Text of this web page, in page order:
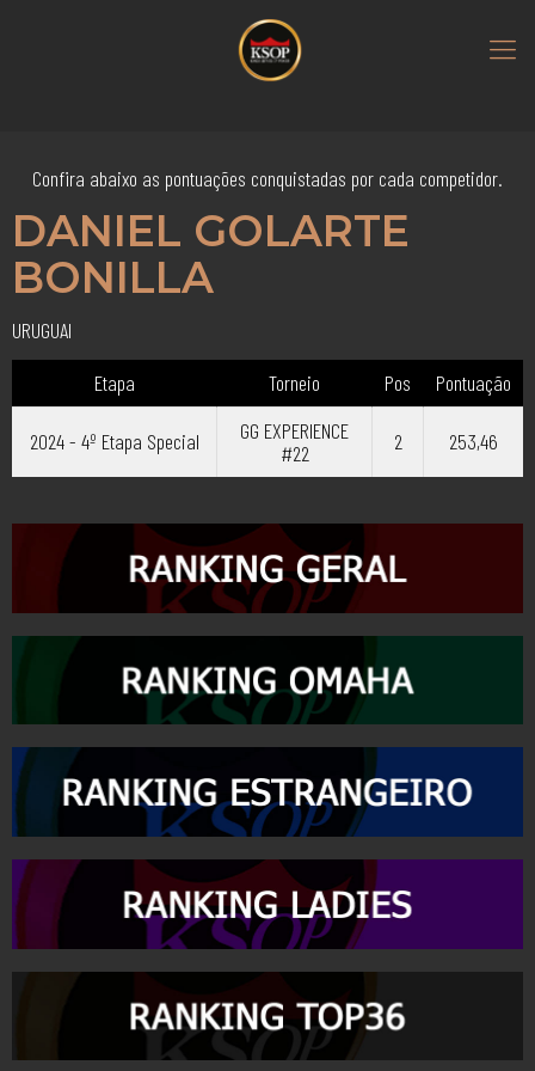
Confira abaixo as pontuações conquistadas por cada competidor.
DANIEL GOLARTE
BONILLA
URUGUAI
Etapa
Torneio Pos Pontuação
2024 - 4º Etapa Special
GG EXPERIENCE
#22
2 253,46